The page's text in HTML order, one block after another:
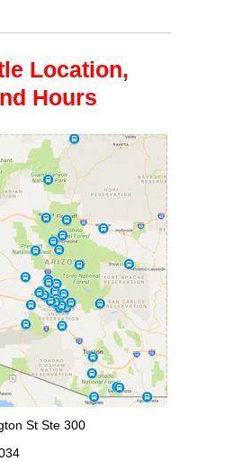
Location,
Hours
St Ste 300